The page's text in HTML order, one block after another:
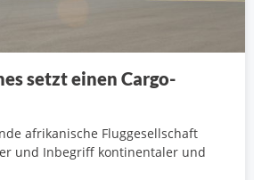
setzt einen Cargo-
afrikanische Fluggesellschaft
und Inbegriff kontinentaler und